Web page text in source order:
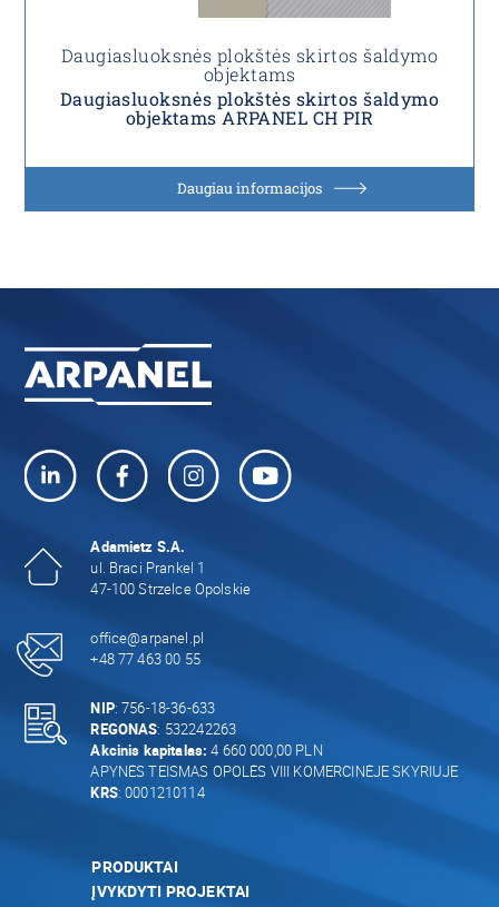
Daugiasluoksnės plokštės skirtos šaldymo
objektams
Daugiasluoksnės plokštės skirtos šaldymo
objektams ARPANEL CH PIR
Daugiau informacijos
Adamietz S.A.
ul. Braci Prankel 1
47-100 Strzelce Opolskie
office@arpanel.pl
+48 77 463 00 55
NIP: 756-18-36-633
REGONAS: 532242263
Akcinis kapitalas: 4 660 000,00 PLN
APYNĖS TEISMAS OPOLĖS VIII KOMERCINĖJE SKYRIUJE
KRS: 0001210114
PRODUKTAI
ĮVYKDYTI PROJEKTAI